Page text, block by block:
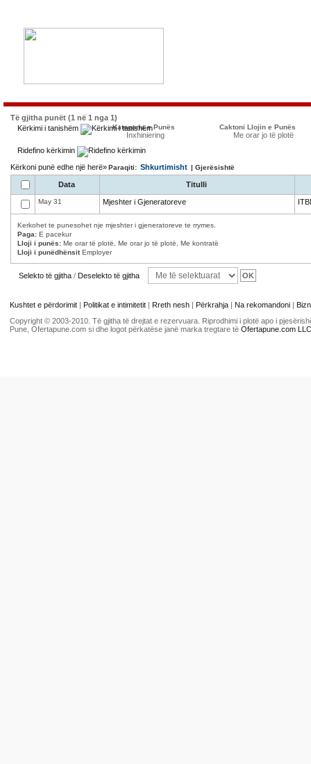
Të gjitha punët (1 në 1 nga 1)
Kërkimi i tanishëm
Kategoria e Punës
Inxhiniering
Caktoni Llojin e Punës
Me orar jo të plotë
Ridefino kërkimin
Kërkoni punë edhe një herë»Paraqiti: Shkurtimisht | Gjerësishtë
Data Titulli
May 31 Mjeshter i Gjeneratoreve
Kerkohet te punesohet nje mjeshter i gjeneratoreve te rrymes.
Paga: E pacekur
Lloji i punës: Me orar të plotë, Me orar jo të plotë, Me kontratë
Lloji i punëdhënsitEmployer
Selekto të gjitha / Deselekto të gjitha
Kushtet e përdorimit | Politikat e intimitetit | Rreth nesh | Përkrahja | Na rekomandoni |
Copyright © 2003-2010. Të gjitha të drejtat e rezervuara. Riprodhimi i plotë apo i
Pune, Ofertapune.com si dhe logot përkatëse janë marka tregtare të Ofertapune.com LLC